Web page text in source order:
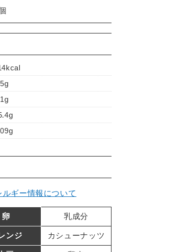
ルギー情報について
卵 乳成分
ンジ カシューナッツ